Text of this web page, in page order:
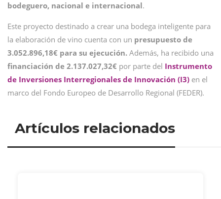
bodeguero, nacional e internacional.
Este proyecto destinado a crear una bodega inteligente para
la elaboración de vino cuenta con un presupuesto de
3.052.896,18€ para su ejecución. Además, ha recibido una
financiación de 2.137.027,32€ por parte del Instrumento
de Inversiones Interregionales de Innovación (I3) en el
marco del Fondo Europeo de Desarrollo Regional (FEDER).
Artículos relacionados